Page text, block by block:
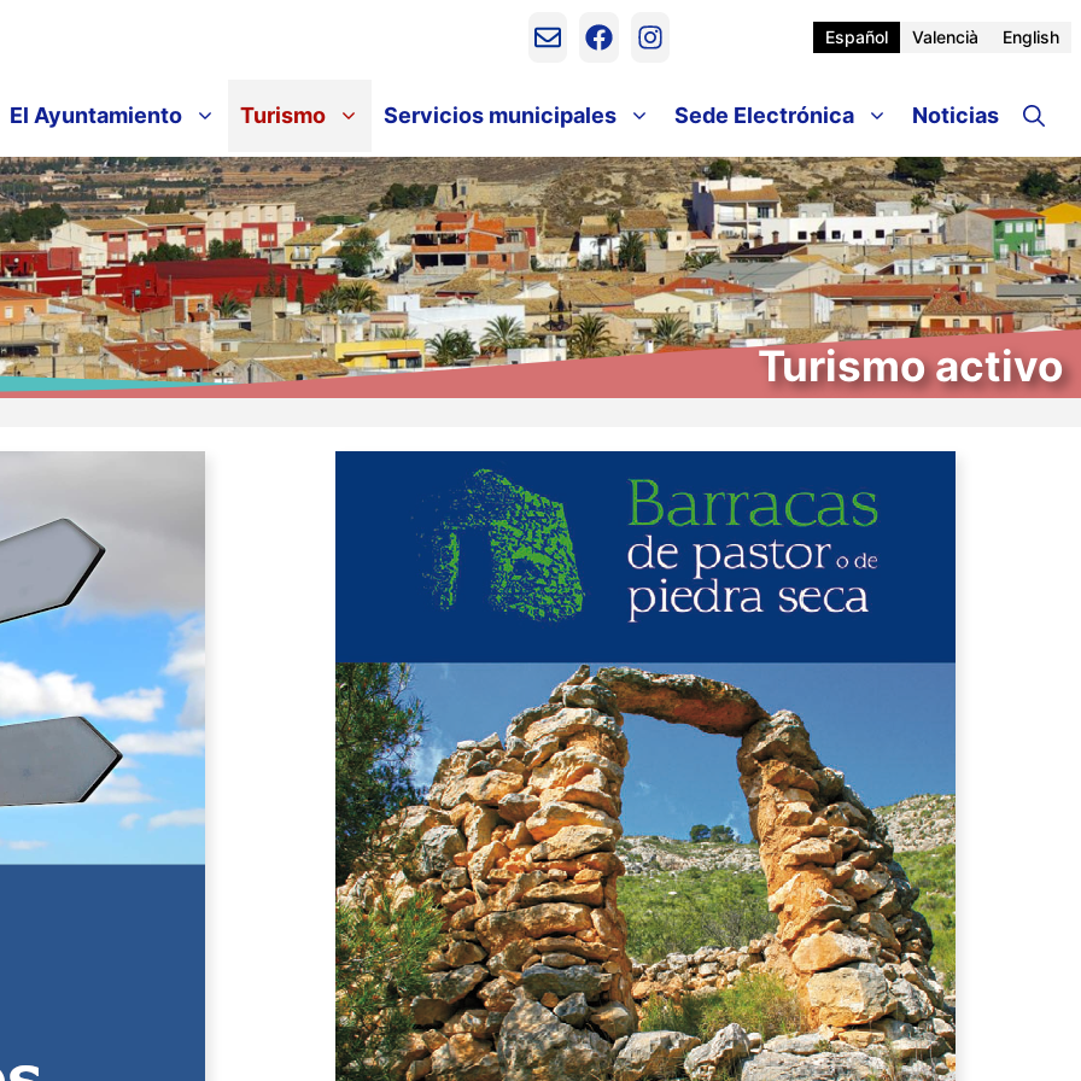
Español Valencià English
El Ayuntamiento Turismo Servicios municipales Sede Electrónica Noticias
Turismo activo